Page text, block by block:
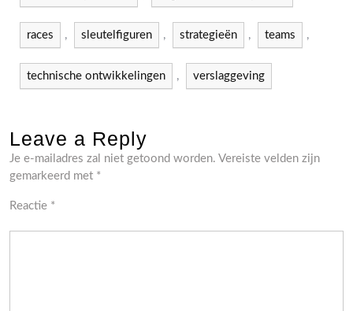
races , sleutelfiguren , strategieën , teams ,
technische ontwikkelingen , verslaggeving
Leave a Reply
Je e-mailadres zal niet getoond worden. Vereiste velden zijn
gemarkeerd met *
Reactie *